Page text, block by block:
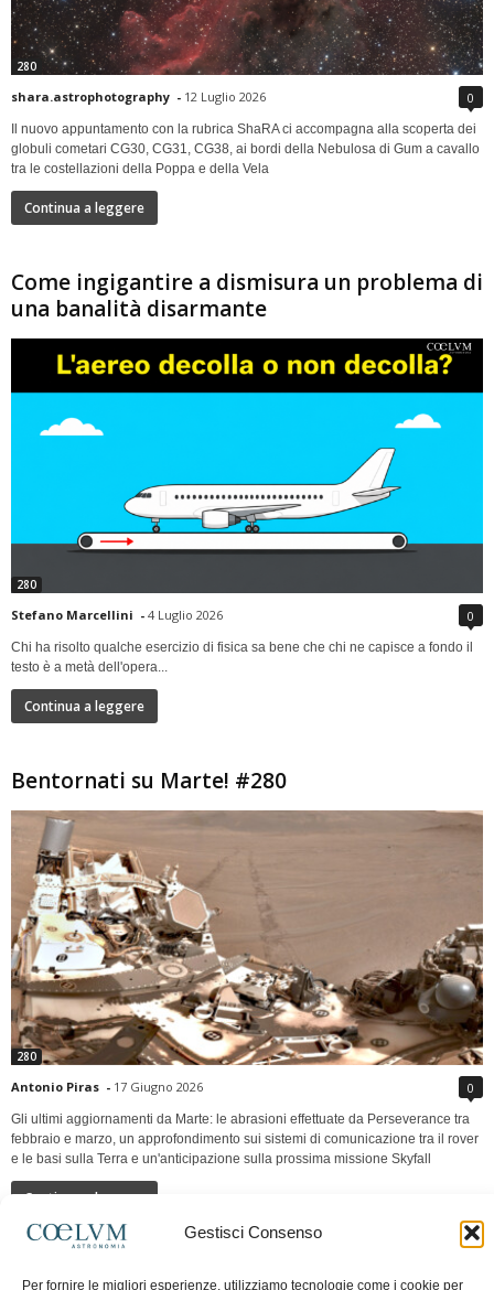
Gestisci Consenso
Per fornire le migliori esperienze, utilizziamo tecnologie come i cookie per
280
shara.astrophotography - 12 Luglio 2026 0
Il nuovo appuntamento con la rubrica ShaRA ci accompagna alla scoperta dei
globuli cometari CG30, CG31, CG38, ai bordi della Nebulosa di Gum a cavallo
tra le costellazioni della Poppa e della Vela
Continua a leggere
Come ingigantire a dismisura un problema di
una banalità disarmante
280
Stefano Marcellini - 4 Luglio 2026 0
Chi ha risolto qualche esercizio di fisica sa bene che chi ne capisce a fondo il
testo è a metà dell'opera...
Continua a leggere
Bentornati su Marte! #280
280
Antonio Piras - 17 Giugno 2026 0
Gli ultimi aggiornamenti da Marte: le abrasioni effettuate da Perseverance tra
febbraio e marzo, un approfondimento sui sistemi di comunicazione tra il rover
e le basi sulla Terra e un'anticipazione sulla prossima missione Skyfall
Continua a leggere